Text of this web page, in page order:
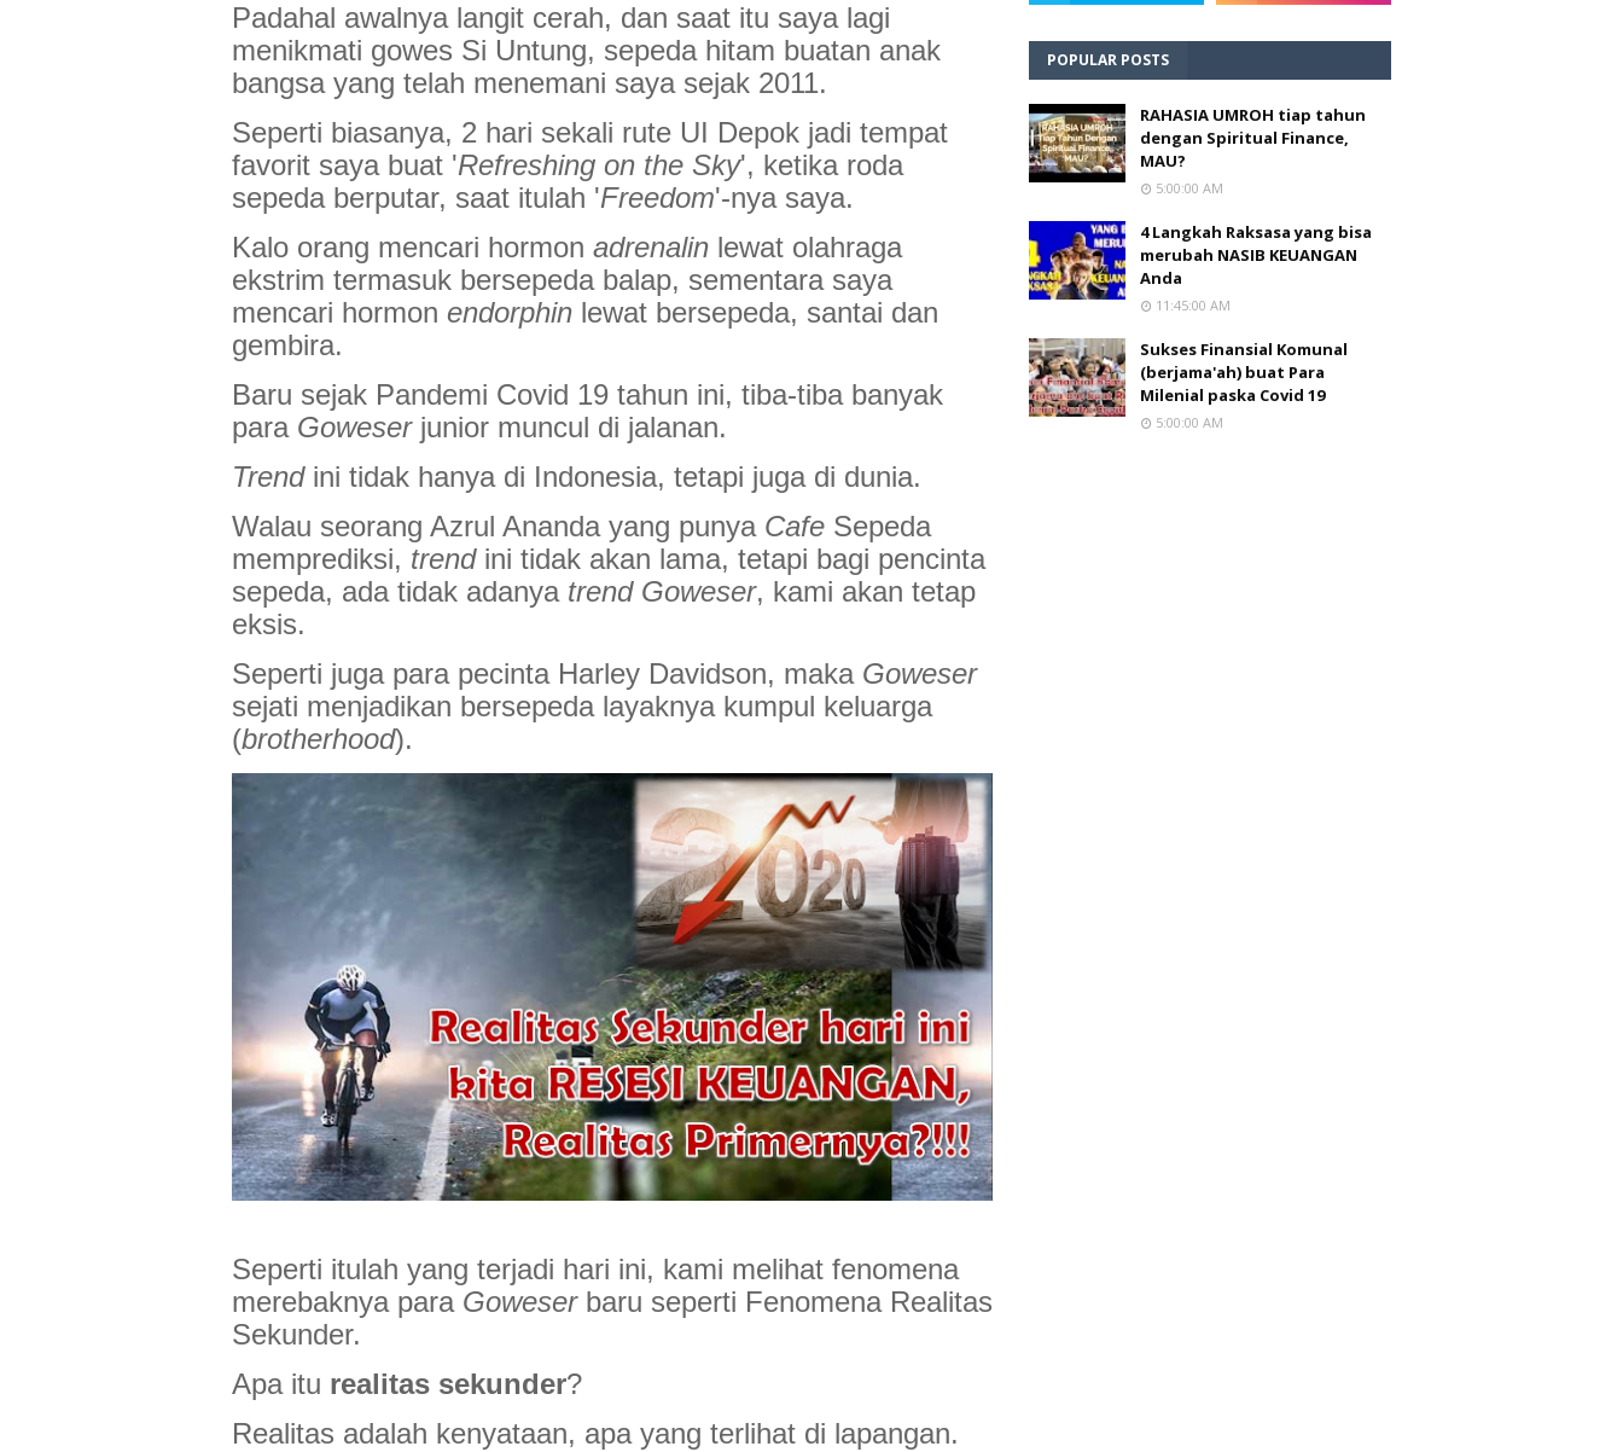
Padahal awalnya langit cerah, dan saat itu saya lagi
menikmati gowes Si Untung, sepeda hitam buatan anak
bangsa yang telah menemani saya sejak 2011.
Seperti biasanya, 2 hari sekali rute UI Depok jadi tempat
favorit saya buat 'Refreshing on the Sky', ketika roda
sepeda berputar, saat itulah 'Freedom'-nya saya.
Kalo orang mencari hormon adrenalin lewat olahraga
ekstrim termasuk bersepeda balap, sementara saya
mencari hormon endorphin lewat bersepeda, santai dan
gembira.
Baru sejak Pandemi Covid 19 tahun ini, tiba-tiba banyak
para Goweserjunior muncul di jalanan.
Trend ini tidak hanya di Indonesia, tetapi juga di dunia.
Walau seorang Azrul Ananda yang punya Cafe Sepeda
memprediksi, trendini tidak akan lama, tetapi bagi pencinta
sepeda, ada tidak adanya trend Goweser, kami akan tetap
eksis.
Seperti juga para pecinta Harley Davidson, maka Goweser
sejati menjadikan bersepeda layaknya kumpul keluarga
(brotherhood).
Seperti itulah yang terjadi hari ini, kami melihat fenomena
merebaknya para Goweserbaru seperti Fenomena Realitas
Sekunder.
Apa itu realitas sekunder?
Realitas adalah kenyataan, apa yang terlihat di lapangan.
POPULAR POSTS
RAHASIA UMROH tiap tahun
dengan Spiritual Finance,
MAU?
5:00:00 AM
4 Langkah Raksasa yang bisa
merubah NASIB KEUANGAN
Anda
11:45:00 AM
Sukses Finansial Komunal
(berjama'ah) buat Para
Milenial paska Covid 19
5:00:00 AM